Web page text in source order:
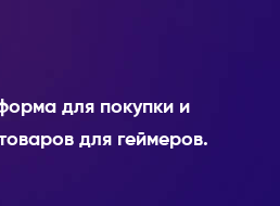
для покупки и
для геймеров.